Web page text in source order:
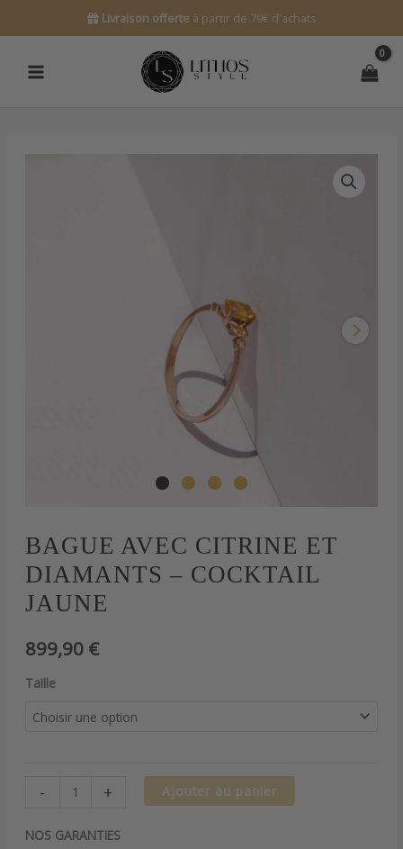
Livraison offerte à partir de 79€ d'achats
BAGUE AVEC CITRINE ET
DIAMANTS – COCKTAIL
JAUNE
899,90 €
Taille
-
quantité
de
Bague
avec
Citrine
diamants
Cocktail
+ Ajouter au panier
NOS GARANTIES